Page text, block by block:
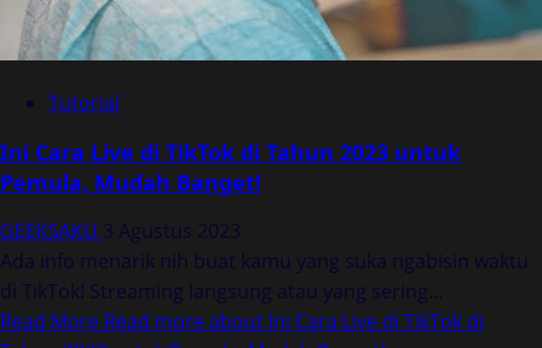
Tutorial
Ini Cara Live di TikTok di Tahun 2023 untuk
Pemula, Mudah Banget!
GEEKSAKU 3 Agustus 2023
Ada info menarik nih buat kamu yang suka ngabisin waktu
di TikTok! Streaming langsung atau yang sering...
Read More Read more about Ini Cara Live di TikTok di